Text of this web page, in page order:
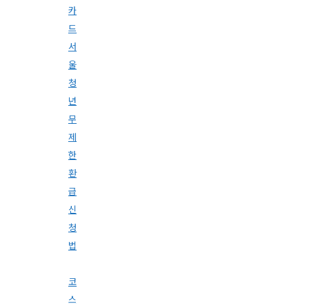
카
드
서
울
청
년
무
제
한
환
급
신
청
법
코
스